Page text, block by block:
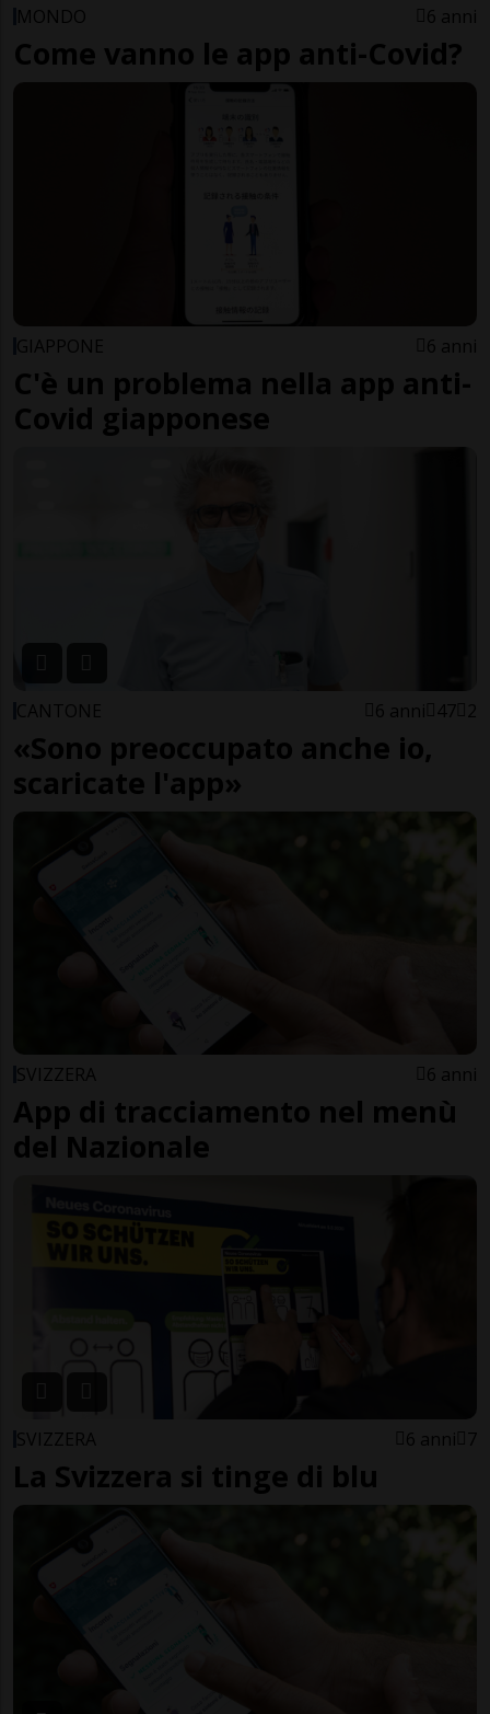
MONDO 6 anni
Come vanno le app anti-Covid?
GIAPPONE 6 anni
C'è un problema nella app anti-
Covid giapponese
CANTONE 6 anni 47 2
«Sono preoccupato anche io,
scaricate l'app»
SVIZZERA 6 anni
App di tracciamento nel menù
del Nazionale
SVIZZERA 6 anni 7
La Svizzera si tinge di blu